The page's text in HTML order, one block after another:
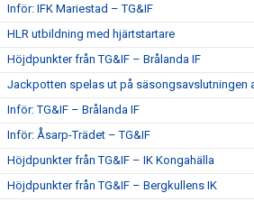
Inför: IFK Mariestad – TG&IF
HLR utbildning med hjärtstartare
Höjdpunkter från TG&IF – Brålanda IF
Jackpotten spelas ut på säsongsavslutningen
Inför: TG&IF – Brålanda IF
Inför: Åsarp-Trädet – TG&IF
Höjdpunkter från TG&IF – IK Kongahälla
Höjdpunkter från TG&IF – Bergkullens IK